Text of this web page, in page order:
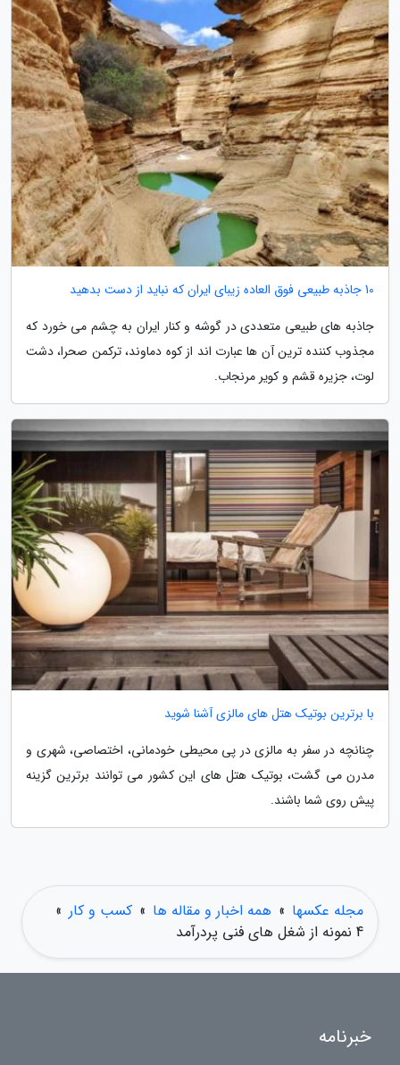
10 جاذبه طبیعی فوق العاده زیبای ایران که نباید از دست بدهید
جاذبه های طبیعی متعددی در گوشه و کنار ایران به چشم می خورد که
مجذوب کننده ترین آن ها عبارت اند از کوه دماوند، ترکمن صحرا، دشت
لوت، جزیره قشم و کویر مرنجاب.
با برترین بوتیک هتل های مالزی آشنا شوید
چنانچه در سفر به مالزی در پی محیطی خودمانی، اختصاصی، شهری و
مدرن می گشت، بوتیک هتل های این کشور می توانند برترین گزینه
پیش روی شما باشند.
مجله عکسها » همه اخبار و مقاله ها » کسب و کار »
4 نمونه از شغل های فنی پردرآمد
خبرنامه